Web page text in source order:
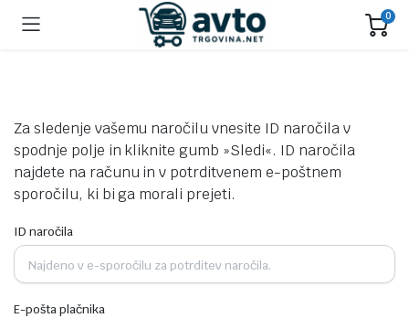
0
Za sledenje vašemu naročilu vnesite ID naročila v
spodnje polje in kliknite gumb »Sledi«. ID naročila
najdete na računu in v potrditvenem e-poštnem
sporočilu, ki bi ga morali prejeti.
ID naročila
E-pošta plačnika